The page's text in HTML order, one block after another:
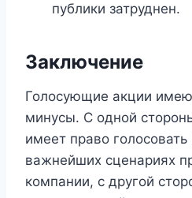
публики затруднен.
Заключение
Голосующие акции
минусы. С одной
имеет право голосовать
важнейших сценариях
компании, с другой